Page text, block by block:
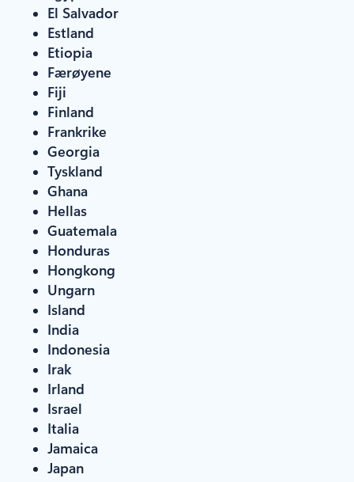
El Salvador
Estland
Etiopia
Færøyene
Fiji
Finland
Frankrike
Georgia
Tyskland
Ghana
Hellas
Guatemala
Honduras
Hongkong
Ungarn
Island
India
Indonesia
Irak
Irland
Israel
Italia
Jamaica
Japan